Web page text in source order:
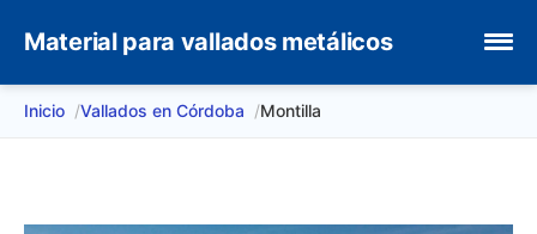
Material para vallados metálicos
Inicio Vallados en Córdoba Montilla